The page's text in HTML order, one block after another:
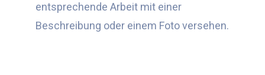
entsprechende Arbeit mit einer
Beschreibung oder einem Foto versehen.